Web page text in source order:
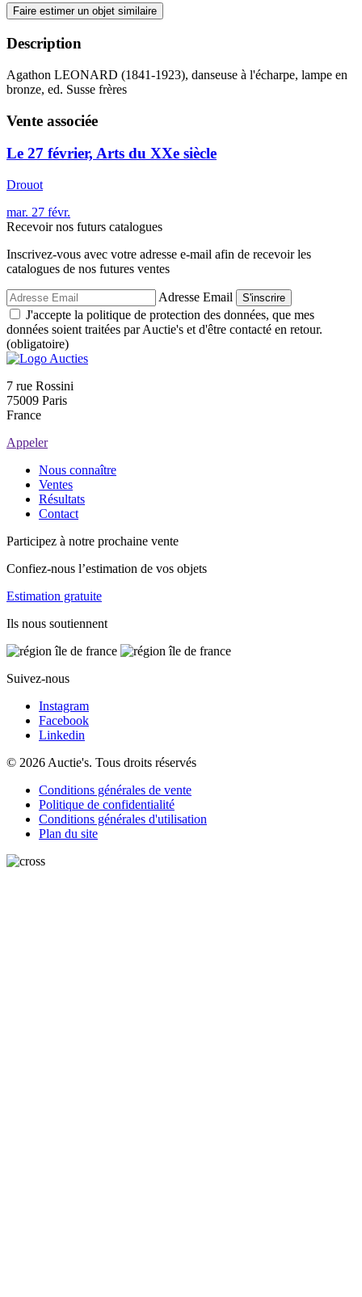
Faire estimer un objet similaire
Description
Agathon LEONARD (1841-1923), danseuse à l'écharpe, lampe en
bronze, ed. Susse frères
Vente associée
Le 27 février, Arts du XXe siècle
Drouot
mar. 27 févr.
Recevoir nos futurs catalogues
Inscrivez-vous avec votre adresse e-mail afin de recevoir les
catalogues de nos futures ventes
Adresse Email S'inscrire
J'accepte la politique de protection des données, que mes
données soient traitées par Auctie's et d'être contacté en retour.
(obligatoire)
7 rue Rossini
75009 Paris
France
Appeler
Nous connaître
Ventes
Résultats
Contact
Participez à notre prochaine vente
Confiez-nous l’estimation de vos objets
Estimation gratuite
Ils nous soutiennent
Suivez-nous
Instagram
Facebook
Linkedin
© 2026 Auctie's. Tous droits réservés
Conditions générales de vente
Politique de confidentialité
Conditions générales d'utilisation
Plan du site